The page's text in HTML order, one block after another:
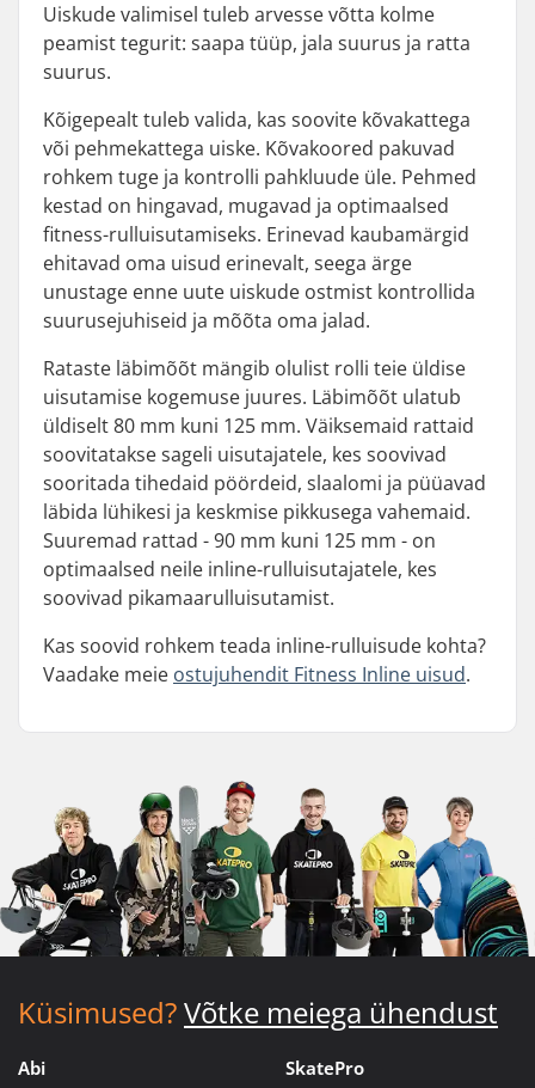
Uiskude valimisel tuleb arvesse võtta kolme
peamist tegurit: saapa tüüp, jala suurus ja ratta
suurus.
Kõigepealt tuleb valida, kas soovite kõvakattega
või pehmekattega uiske. Kõvakoored pakuvad
rohkem tuge ja kontrolli pahkluude üle. Pehmed
kestad on hingavad, mugavad ja optimaalsed
fitness-rulluisutamiseks. Erinevad kaubamärgid
ehitavad oma uisud erinevalt, seega ärge
unustage enne uute uiskude ostmist kontrollida
suurusejuhiseid ja mõõta oma jalad.
Rataste läbimõõt mängib olulist rolli teie üldise
uisutamise kogemuse juures. Läbimõõt ulatub
üldiselt 80 mm kuni 125 mm. Väiksemaid rattaid
soovitatakse sageli uisutajatele, kes soovivad
sooritada tihedaid pöördeid, slaalomi ja püüavad
läbida lühikesi ja keskmise pikkusega vahemaid.
Suuremad rattad - 90 mm kuni 125 mm - on
optimaalsed neile inline-rulluisutajatele, kes
soovivad pikamaarulluisutamist.
Kas soovid rohkem teada inline-rulluisude kohta?
Vaadake meie ostujuhendit Fitness Inline uisud.
Küsimused?Võtke meiega ühendust
Abi SkatePro